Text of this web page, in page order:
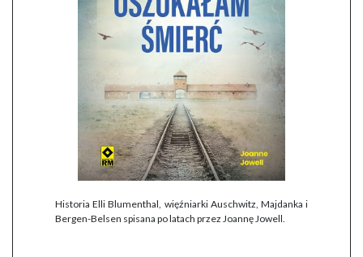
Historia Elli Blumenthal, więźniarki Auschwitz, Majdanka i
Bergen-Belsen spisana po latach przez Joannę Jowell.